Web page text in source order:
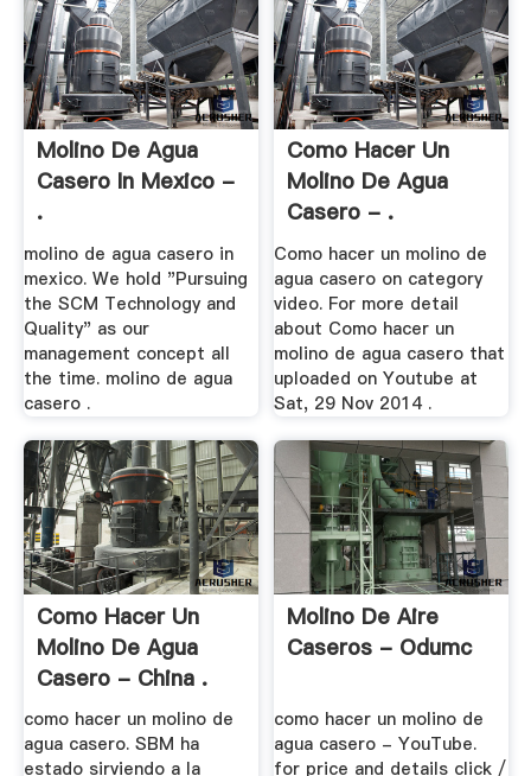
Molino De Agua
Casero In Mexico -
.
molino de agua casero in
mexico. We hold "Pursuing
the SCM Technology and
Quality" as our
management concept all
the time. molino de agua
casero .
Como Hacer Un
Molino De Agua
Casero - .
Como hacer un molino de
agua casero on category
video. For more detail
about Como hacer un
molino de agua casero that
uploaded on Youtube at
Sat, 29 Nov 2014 .
Como Hacer Un
Molino De Agua
Casero - China .
como hacer un molino de
agua casero. SBM ha
estado sirviendo a la
Molino De Aire
Caseros - Odumc
como hacer un molino de
agua casero - YouTube.
for price and details click /